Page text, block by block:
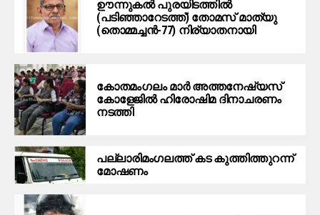
ഊന്നുകല്‍ പുരയിടത്തില്‍
(പടിഞ്ഞാറേടത്ത്) തോമസ് മാത്യു
(തൊമ്മച്ചന്‍-77) നിര്യാതനായി
കോതമംഗലം മാര്‍ അത്തനേഷ്യസ്
കോളേജില്‍ ഹിരോഷിമ ദിനാചരണം
നടത്തി
പ​ല്ലാ​രി​മം​ഗ​ല​ത്ത് ക​ട കു​ത്തി​ത്തുറ​ന്ന്
മോ​ഷ​ണം